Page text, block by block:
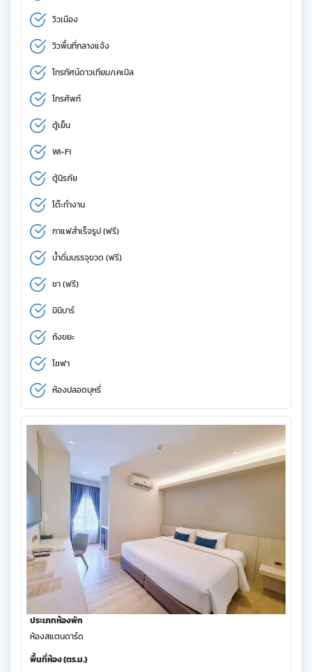
วิวเมือง
วิวพื้นที่กลางแจ้ง
โทรทัศน์ดาวเทียม/เคเบิล
โทรศัพท์
ตู้เย็น
Wi-Fi
ตู้นิรภัย
โต๊ะทำงาน
กาแฟสำเร็จรูป (ฟรี)
น้ำดื่มบรรจุขวด (ฟรี)
ชา (ฟรี)
มินิบาร์
ถังขยะ
โซฟา
ห้องปลอดบุหรี่
ประเภทห้องพัก
ห้องสแตนดาร์ด
พื้นที่ห้อง (ตร.ม.)